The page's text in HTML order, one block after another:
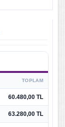
TOPLAM
60.480,00 TL
63.280,00 TL